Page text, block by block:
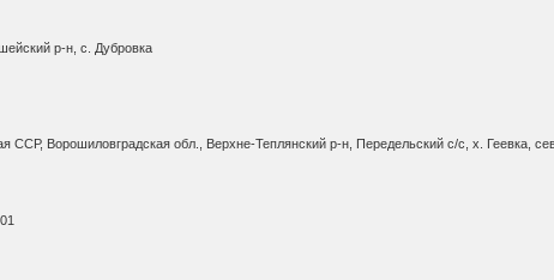
р-н, с. Дубровка
ССР, Ворошиловградская обл., Верхне-Теплянский р-н, Передельский с/с, х. Геевка,